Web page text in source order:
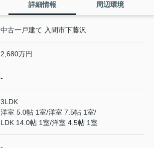
詳細情報 周辺環境
中古一戸建て 入間市下藤沢
2,680万円
-
3LDK
洋室 5.0帖 1室/洋室 7.5帖 1室/
LDK 14.0帖 1室/洋室 4.5帖 1室